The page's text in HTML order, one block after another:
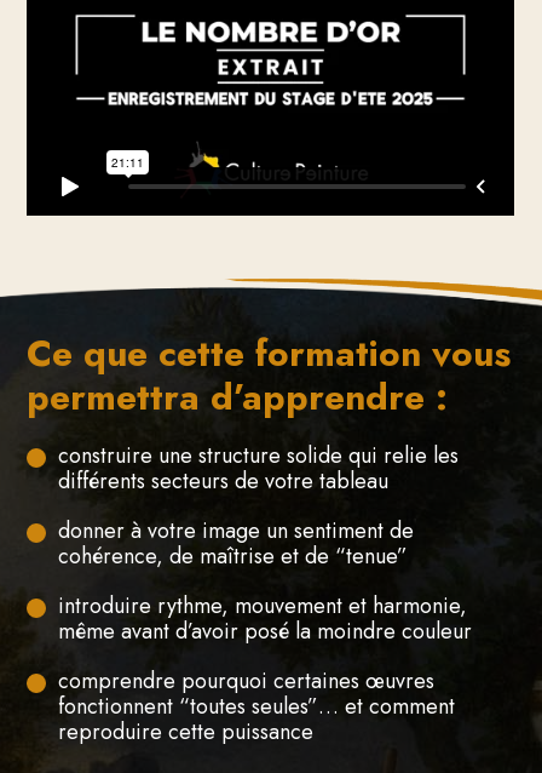
Ce que cette formation vous
permettra d’apprendre :
construire une structure solide qui relie les
différents secteurs de votre tableau
donner à votre image un sentiment de
cohérence, de maîtrise et de “tenue”
introduire rythme, mouvement et harmonie,
même avant d’avoir posé la moindre couleur
comprendre pourquoi certaines œuvres
fonctionnent “toutes seules”… et comment
reproduire cette puissance